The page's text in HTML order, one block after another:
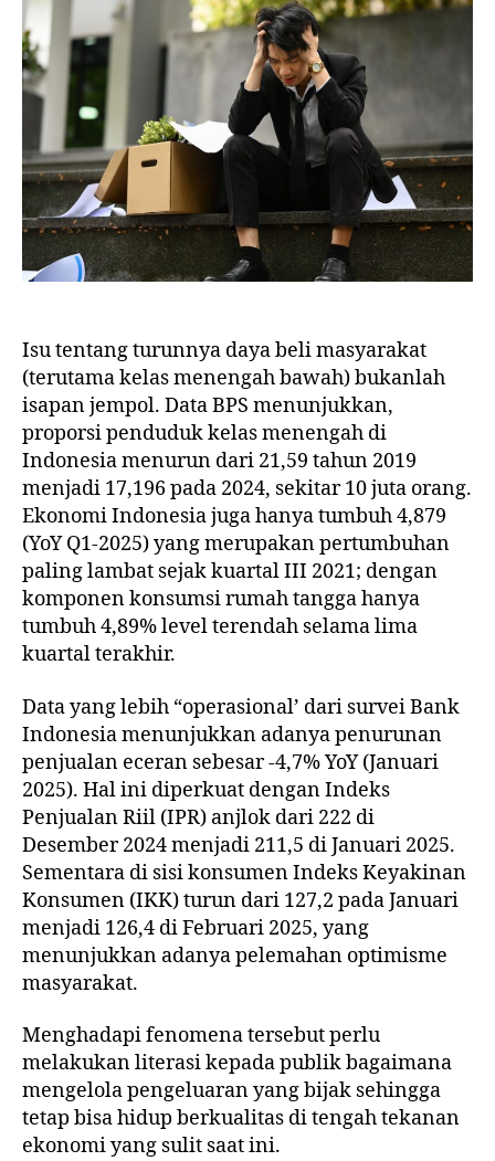
Isu tentang turunnya daya beli masyarakat
(terutama kelas menengah bawah) bukanlah
isapan jempol. Data BPS menunjukkan,
proporsi penduduk kelas menengah di
Indonesia menurun dari 21,59 tahun 2019
menjadi 17,196 pada 2024, sekitar 10 juta orang.
Ekonomi Indonesia juga hanya tumbuh 4,879
(YoY Q1-2025) yang merupakan pertumbuhan
paling lambat sejak kuartal III 2021; dengan
komponen konsumsi rumah tangga hanya
tumbuh 4,89% level terendah selama lima
kuartal terakhir.
Data yang lebih “operasional’ dari survei Bank
Indonesia menunjukkan adanya penurunan
penjualan eceran sebesar -4,7% YoY (Januari
2025). Hal ini diperkuat dengan Indeks
Penjualan Riil (IPR) anjlok dari 222 di
Desember 2024 menjadi 211,5 di Januari 2025.
Sementara di sisi konsumen Indeks Keyakinan
Konsumen (IKK) turun dari 127,2 pada Januari
menjadi 126,4 di Februari 2025, yang
menunjukkan adanya pelemahan optimisme
masyarakat.
Menghadapi fenomena tersebut perlu
melakukan literasi kepada publik bagaimana
mengelola pengeluaran yang bijak sehingga
tetap bisa hidup berkualitas di tengah tekanan
ekonomi yang sulit saat ini.